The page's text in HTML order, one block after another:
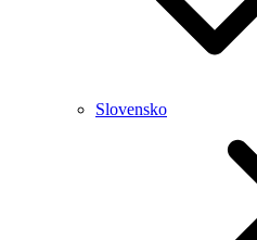
Slovensko